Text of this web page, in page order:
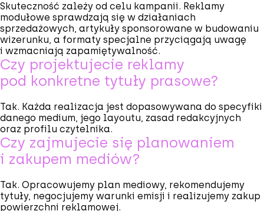
Skuteczność zależy od celu kampanii. Reklamy
modułowe sprawdzają się w działaniach
sprzedażowych, artykuły sponsorowane w budowaniu
wizerunku, a formaty specjalne przyciągają uwagę
i wzmacniają zapamiętywalność.
Czy projektujecie reklamy
pod konkretne tytuły prasowe?
Tak. Każda realizacja jest dopasowywana do specyfiki
danego medium, jego layoutu, zasad redakcyjnych
oraz profilu czytelnika.
Czy zajmujecie się planowaniem
i zakupem mediów?
Tak. Opracowujemy plan mediowy, rekomendujemy
tytuły, negocjujemy warunki emisji i realizujemy zakup
powierzchni reklamowej.